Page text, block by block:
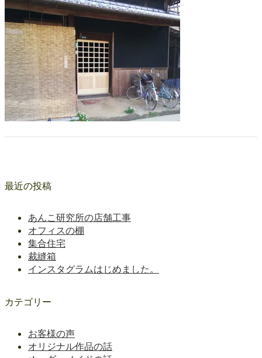
最近の投稿
あんこ研究所の店舗工事
オフィスの棚
集合住宅
裁縫箱
インスタグラムはじめました。
カテゴリー
お客様の声
オリジナル作品の話